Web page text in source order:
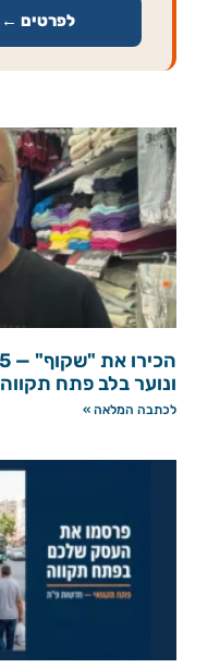
לפרטים ←
ונוער בלב פתח תקווה
לכתבה המלאה »